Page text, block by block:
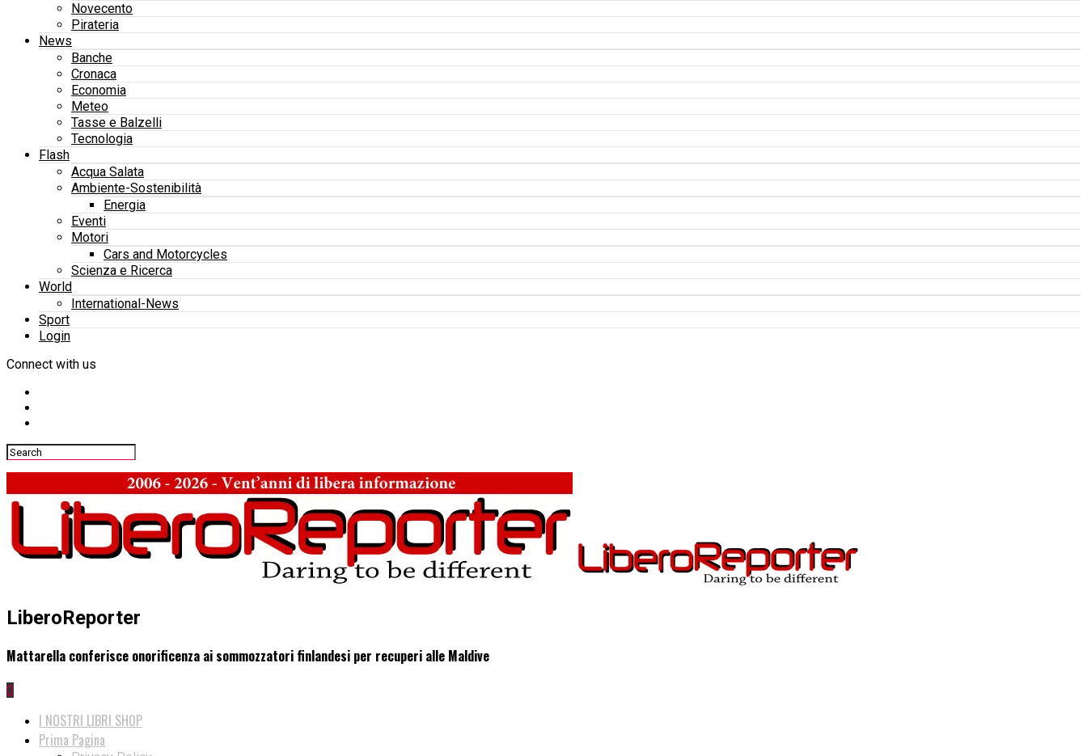
Novecento
Pirateria
News
Banche
Cronaca
Economia
Meteo
Tasse e Balzelli
Tecnologia
Flash
Acqua Salata
Ambiente-Sostenibilità
Energia
Eventi
Motori
Cars and Motorcycles
Scienza e Ricerca
World
International-News
Sport
Login
Connect with us
LiberoReporter
Mattarella conferisce onorificenza ai sommozzatori finlandesi per recuperi alle Maldive
0
I NOSTRI LIBRI SHOP
Prima Pagina